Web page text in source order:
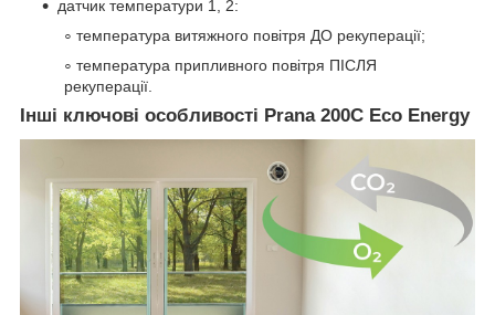
датчик температури 1, 2:
температура витяжного повітря ДО рекуперації;
температура припливного повітря ПІСЛЯ
рекуперації.
Інші ключові особливості Prana 200C Eco Energy